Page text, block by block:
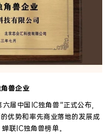
兽企业
届中国IC独角兽”正式公布，
优势和率先商业落地的发展成
联IC独角兽榜单。